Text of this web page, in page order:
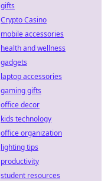
gifts
Crypto Casino
mobile accessories
health and wellness
gadgets
laptop accessories
gaming gifts
office decor
kids technology
office organization
lighting tips
productivity
student resources